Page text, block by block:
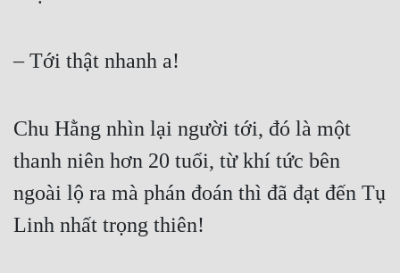
Cạnh Kỹ
Dã Sử
– Tới thật nhanh a!
Chu Hằng nhìn lại người tới, đó là một
thanh niên hơn 20 tuổi, từ khí tức bên
ngoài lộ ra mà phán đoán thì đã đạt đến Tụ
Linh nhất trọng thiên!